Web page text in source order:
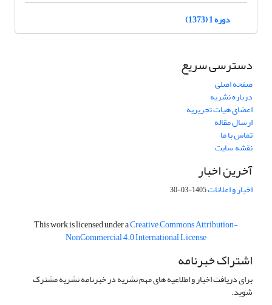
دوره 1 (1373)
دسترسی سریع
صفحه اصلی
درباره نشریه
اعضای هیات تحریریه
ارسال مقاله
تماس با ما
نقشه سایت
آخرین اخبار
اخبار و اعلانات1405-03-30
This work is licensed under aCreative Commons Attribution-
NonCommercial 4.0 International License
اشتراک خبرنامه
برای دریافت اخبار و اطلاعیه های مهم نشریه در خبرنامه نشریه مشترک
شوید.